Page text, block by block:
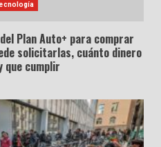
Plan Auto+ para comprar
solicitarlas, cuánto dinero
que cumplir